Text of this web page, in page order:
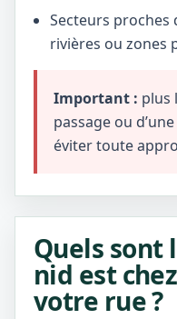
Secteurs proches
rivières ou zones
Important : plus
passage ou
éviter toute
Quels sont
nid est
votre rue ?